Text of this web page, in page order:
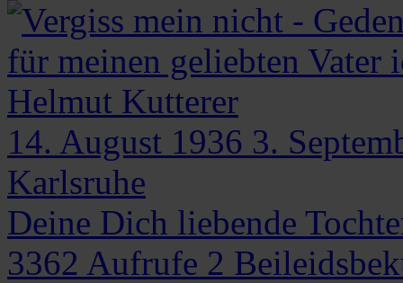
für meinen geliebten Vater
Helmut Kutterer
14. August 1936 3.
Karlsruhe
Deine Dich liebende
3362 Aufrufe 2